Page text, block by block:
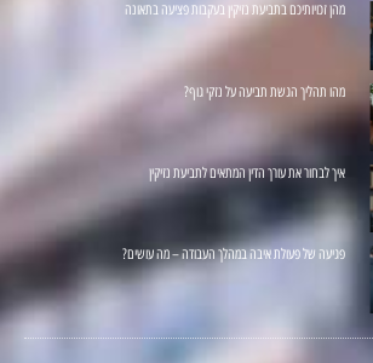
מהן זכויותיכם בתביעת נזיקין בעקבות פציעה בתאונה
מהו תהליך הגשת תביעה על נזקי גוף?
איך לבחור את עורך הדין המתאים לתביעת נזיקין
פגיעה של פעולת איבה במהלך העבודה – מה עושים?